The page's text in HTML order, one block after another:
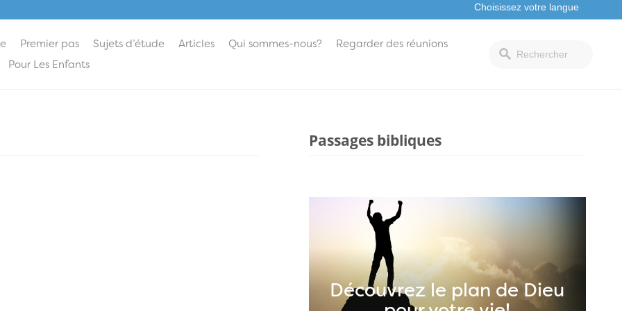
Premier pas Sujets d’étude Articles Qui sommes-nous?
Regarder des réunions
Pour Les Enfants
Passages bibliques
Découvrez le plan de Dieu